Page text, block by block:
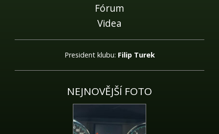
Fórum
Videa
President klubu: Filip Turek
NEJNOVĚJŠÍ FOTO